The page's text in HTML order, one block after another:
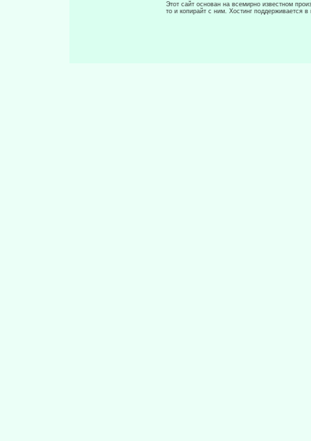
Этот сайт основан на всемирно известном
то и копирайт с ним. Хостинг поддерживается